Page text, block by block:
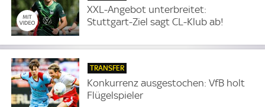
XXL-Angebot unterbreitet:
Stuttgart-Ziel sagt CL-Klub ab!
TRANSFER
Konkurrenz ausgestochen: VfB holt
Flügelspieler